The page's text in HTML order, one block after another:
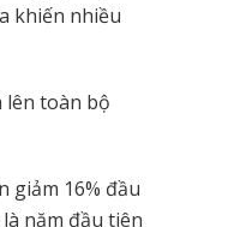
khiến nhiều
lên toàn bộ
giảm 16% đầu
năm đầu tiên